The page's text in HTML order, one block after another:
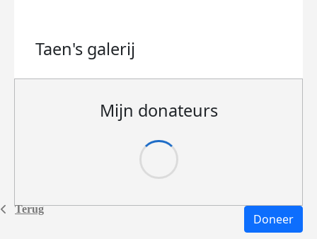
Terug
Taen's galerij
Mijn donateurs
Doneer